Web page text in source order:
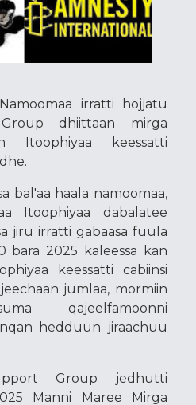
irratti hojjatu
dhiittaan mirga
Itoophiyaa keessatti
bal'aa haala namoomaa,
Itoophiyaa dabalatee
jiru irratti gabaasa fuula
bara 2025 kaleessa kan
keessatti cabiinsi
jumlaa, mormiin
qajeelfamoonni
hedduun jiraachuu
Group jedhutti
Manni Maree Mirga